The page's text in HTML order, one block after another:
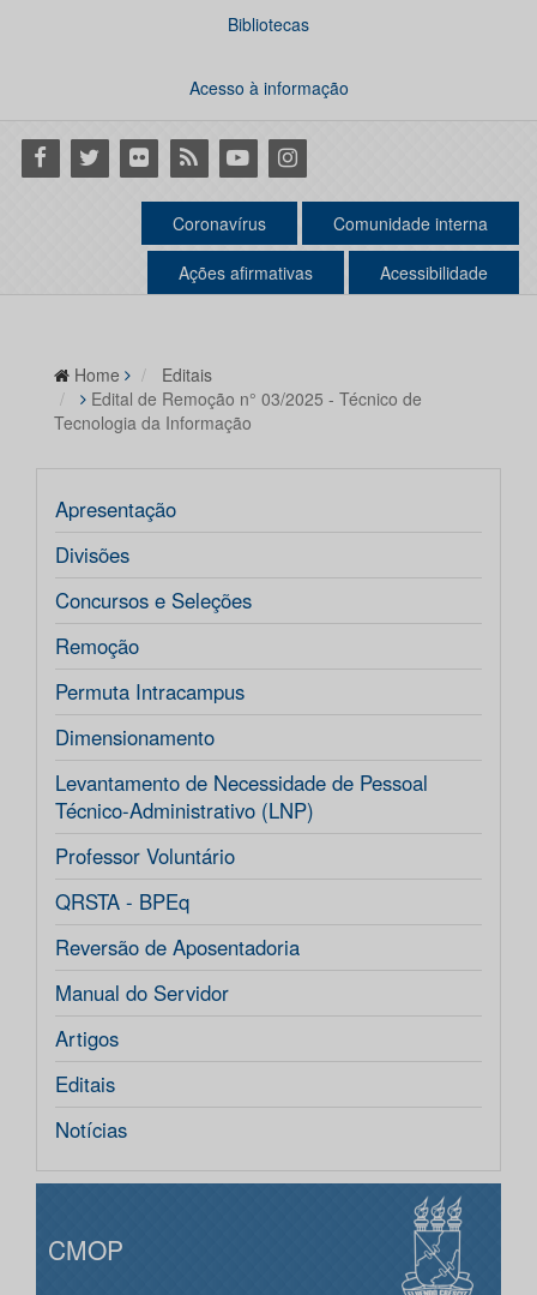
Bibliotecas
Acesso à informação
Facebook
Twitter Flickr RSS YoutubeInstagram
Coronavírus Comunidade interna
Ações afirmativas Acessibilidade
Home
Editais
Edital de Remoção n° 03/2025 - Técnico de
Tecnologia da Informação
Apresentação
Divisões
Concursos e Seleções
Remoção
Permuta Intracampus
Dimensionamento
Levantamento de Necessidade de Pessoal
Técnico-Administrativo (LNP)
Professor Voluntário
QRSTA - BPEq
Reversão de Aposentadoria
Manual do Servidor
Artigos
Editais
Notícias
CMOP